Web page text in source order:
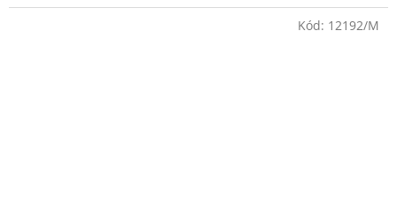
Kód: 12192/M